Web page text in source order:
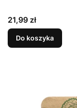
Cena
21,99 zł
Do koszyka